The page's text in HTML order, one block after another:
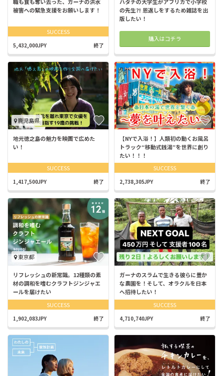
被害への緊急支援をお願いします！
SUCCESS
5,432,000JPY 終了
の先生?! 恩返しをするため雑誌を出
版したい！
購入はコチラ
鹿児島県
地元徳之島の魅力を映画で広めた
い！
SUCCESS
1,417,500JPY 終了
【NYで入浴！】人類初の動くお風呂
トラック“移動式銭湯”を世界に創り
たい！！！
SUCCESS
2,738,305JPY 終了
東京都
リフレッシュの新常識。12種類の素
材の調和を嗜むクラフトジンジャエ
ールを届けたい
SUCCESS
1,902,083JPY 終了
ガーナのスラムで生きる彼らに豊か
な農園を！そして、オラクルを日本
へ招待したい！
SUCCESS
4,710,740JPY 終了